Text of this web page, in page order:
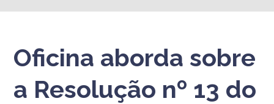
Oficina aborda sobre
a Resolução nº 13 do